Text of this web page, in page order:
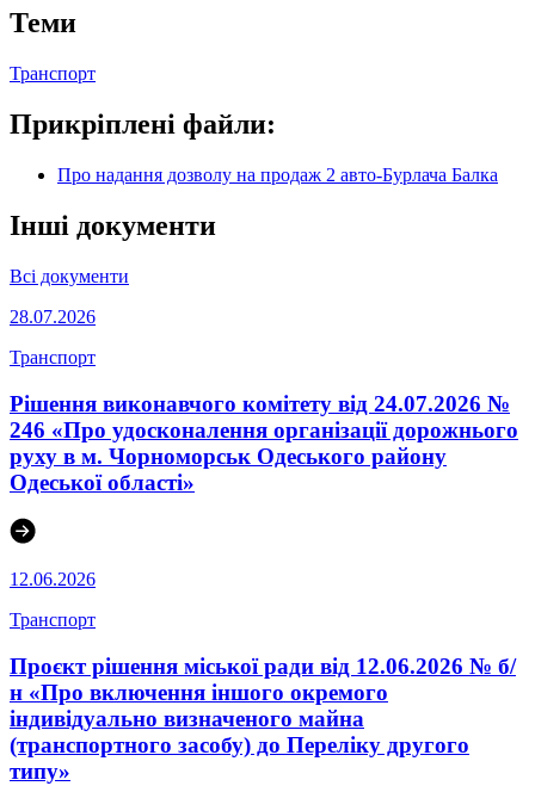
Теми
Транспорт
Прикріплені файли:
Про надання дозволу на продаж 2 авто-Бурлача Балка
Інші документи
Всі документи
28.07.2026
Транспорт
Рішення виконавчого комітету від 24.07.2026 №
246 «Про удосконалення організації дорожнього
руху в м. Чорноморськ Одеського району
Одеської області»
12.06.2026
Транспорт
Проєкт рішення міської ради від 12.06.2026 № б/
н «Про включення іншого окремого
індивідуально визначеного майна
(транспортного засобу) до Переліку другого
типу»